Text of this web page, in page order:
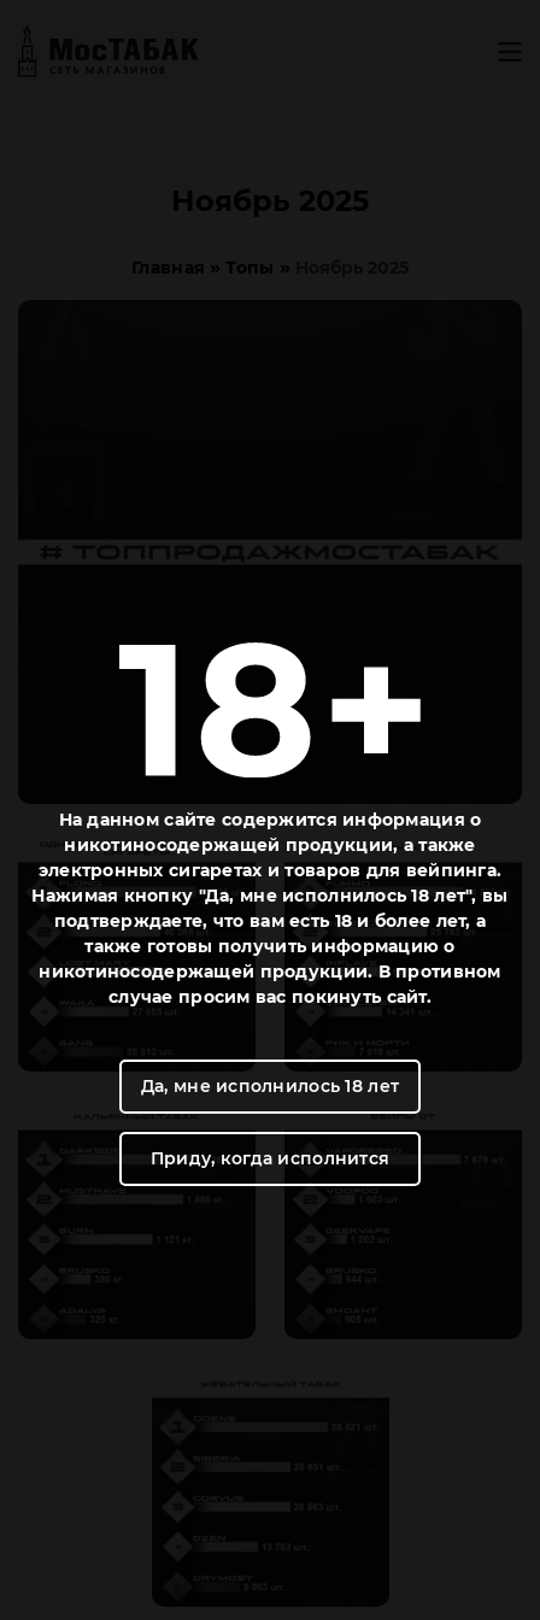
Ноябрь 2025
Главная » Топы »
На данном сайте содержится информация о
никотиносодержащей продукции, а также
электронных сигаретах и товаров для вейпинга.
Нажимая кнопку "Да, мне исполнилось 18 лет", вы
подтверждаете, что вам есть 18 и более лет, а
также готовы получить информацию о
никотиносодержащей продукции. В противном
случае просим вас покинуть сайт.
Да, мне исполнилось 18 лет
Приду, когда исполнится